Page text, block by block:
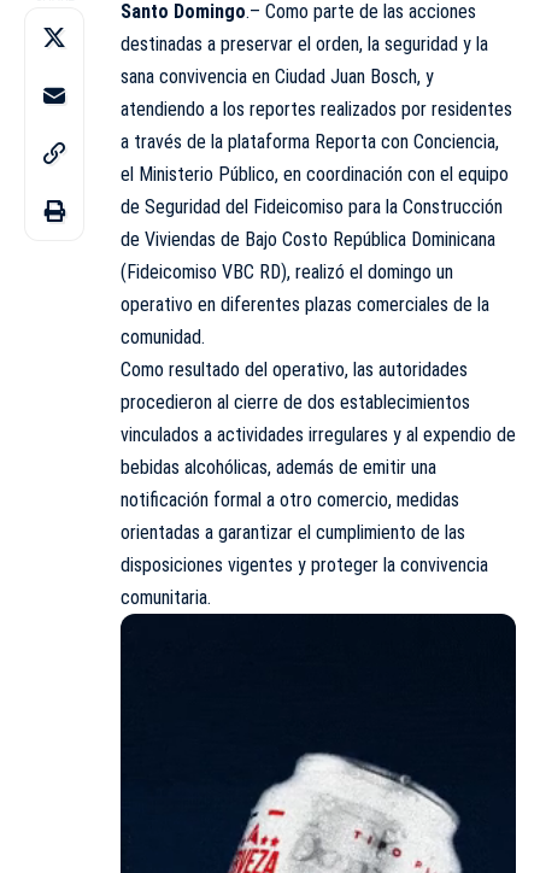
Santo Domingo.– Como parte de las acciones
destinadas a preservar el orden, la seguridad y la
sana convivencia en Ciudad Juan Bosch, y
atendiendo a los reportes realizados por residentes
a través de la plataforma Reporta con Conciencia,
el Ministerio Público, en coordinación con el equipo
de Seguridad del Fideicomiso para la Construcción
de Viviendas de Bajo Costo República Dominicana
(Fideicomiso VBC RD), realizó el domingo un
operativo en diferentes plazas comerciales de la
comunidad.
Como resultado del operativo, las autoridades
procedieron al cierre de dos establecimientos
vinculados a actividades irregulares y al expendio de
bebidas alcohólicas, además de emitir una
notificación formal a otro comercio, medidas
orientadas a garantizar el cumplimiento de las
disposiciones vigentes y proteger la convivencia
comunitaria.